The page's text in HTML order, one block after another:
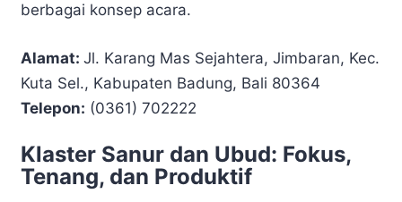
berbagai konsep acara.
Alamat: Jl. Karang Mas Sejahtera, Jimbaran, Kec.
Kuta Sel., Kabupaten Badung, Bali 80364
Telepon: (0361) 702222
Klaster Sanur dan Ubud: Fokus,
Tenang, dan Produktif